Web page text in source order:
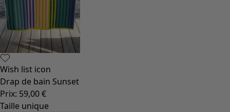
Wish list icon
Drap de bain Sunset
Prix: 59,00 €
Taille unique